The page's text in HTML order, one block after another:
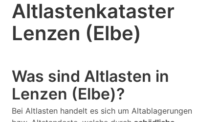
Altlastenkataster
Lenzen (Elbe)
Was sind Altlasten in
Lenzen (Elbe)?
Bei Altlasten handelt es sich um Altablagerungen